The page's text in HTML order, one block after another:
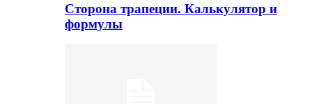
Сторона трапеции. Калькулятор и
формулы